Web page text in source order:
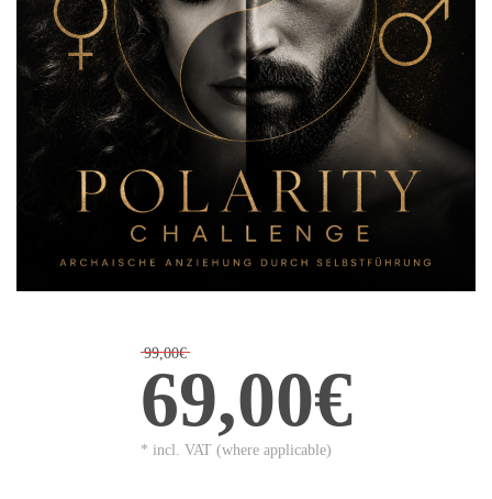
99,00€
69,00€
* incl. VAT (where applicable)